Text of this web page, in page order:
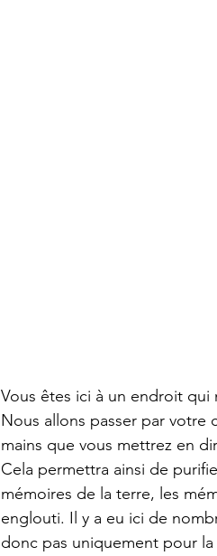
Vous êtes ici à un endroit
Nous allons passer par votre
mains que vous mettrez en
Cela permettra ainsi de
mémoires de la terre, les
englouti. Il y a eu ici de
donc pas uniquement pour